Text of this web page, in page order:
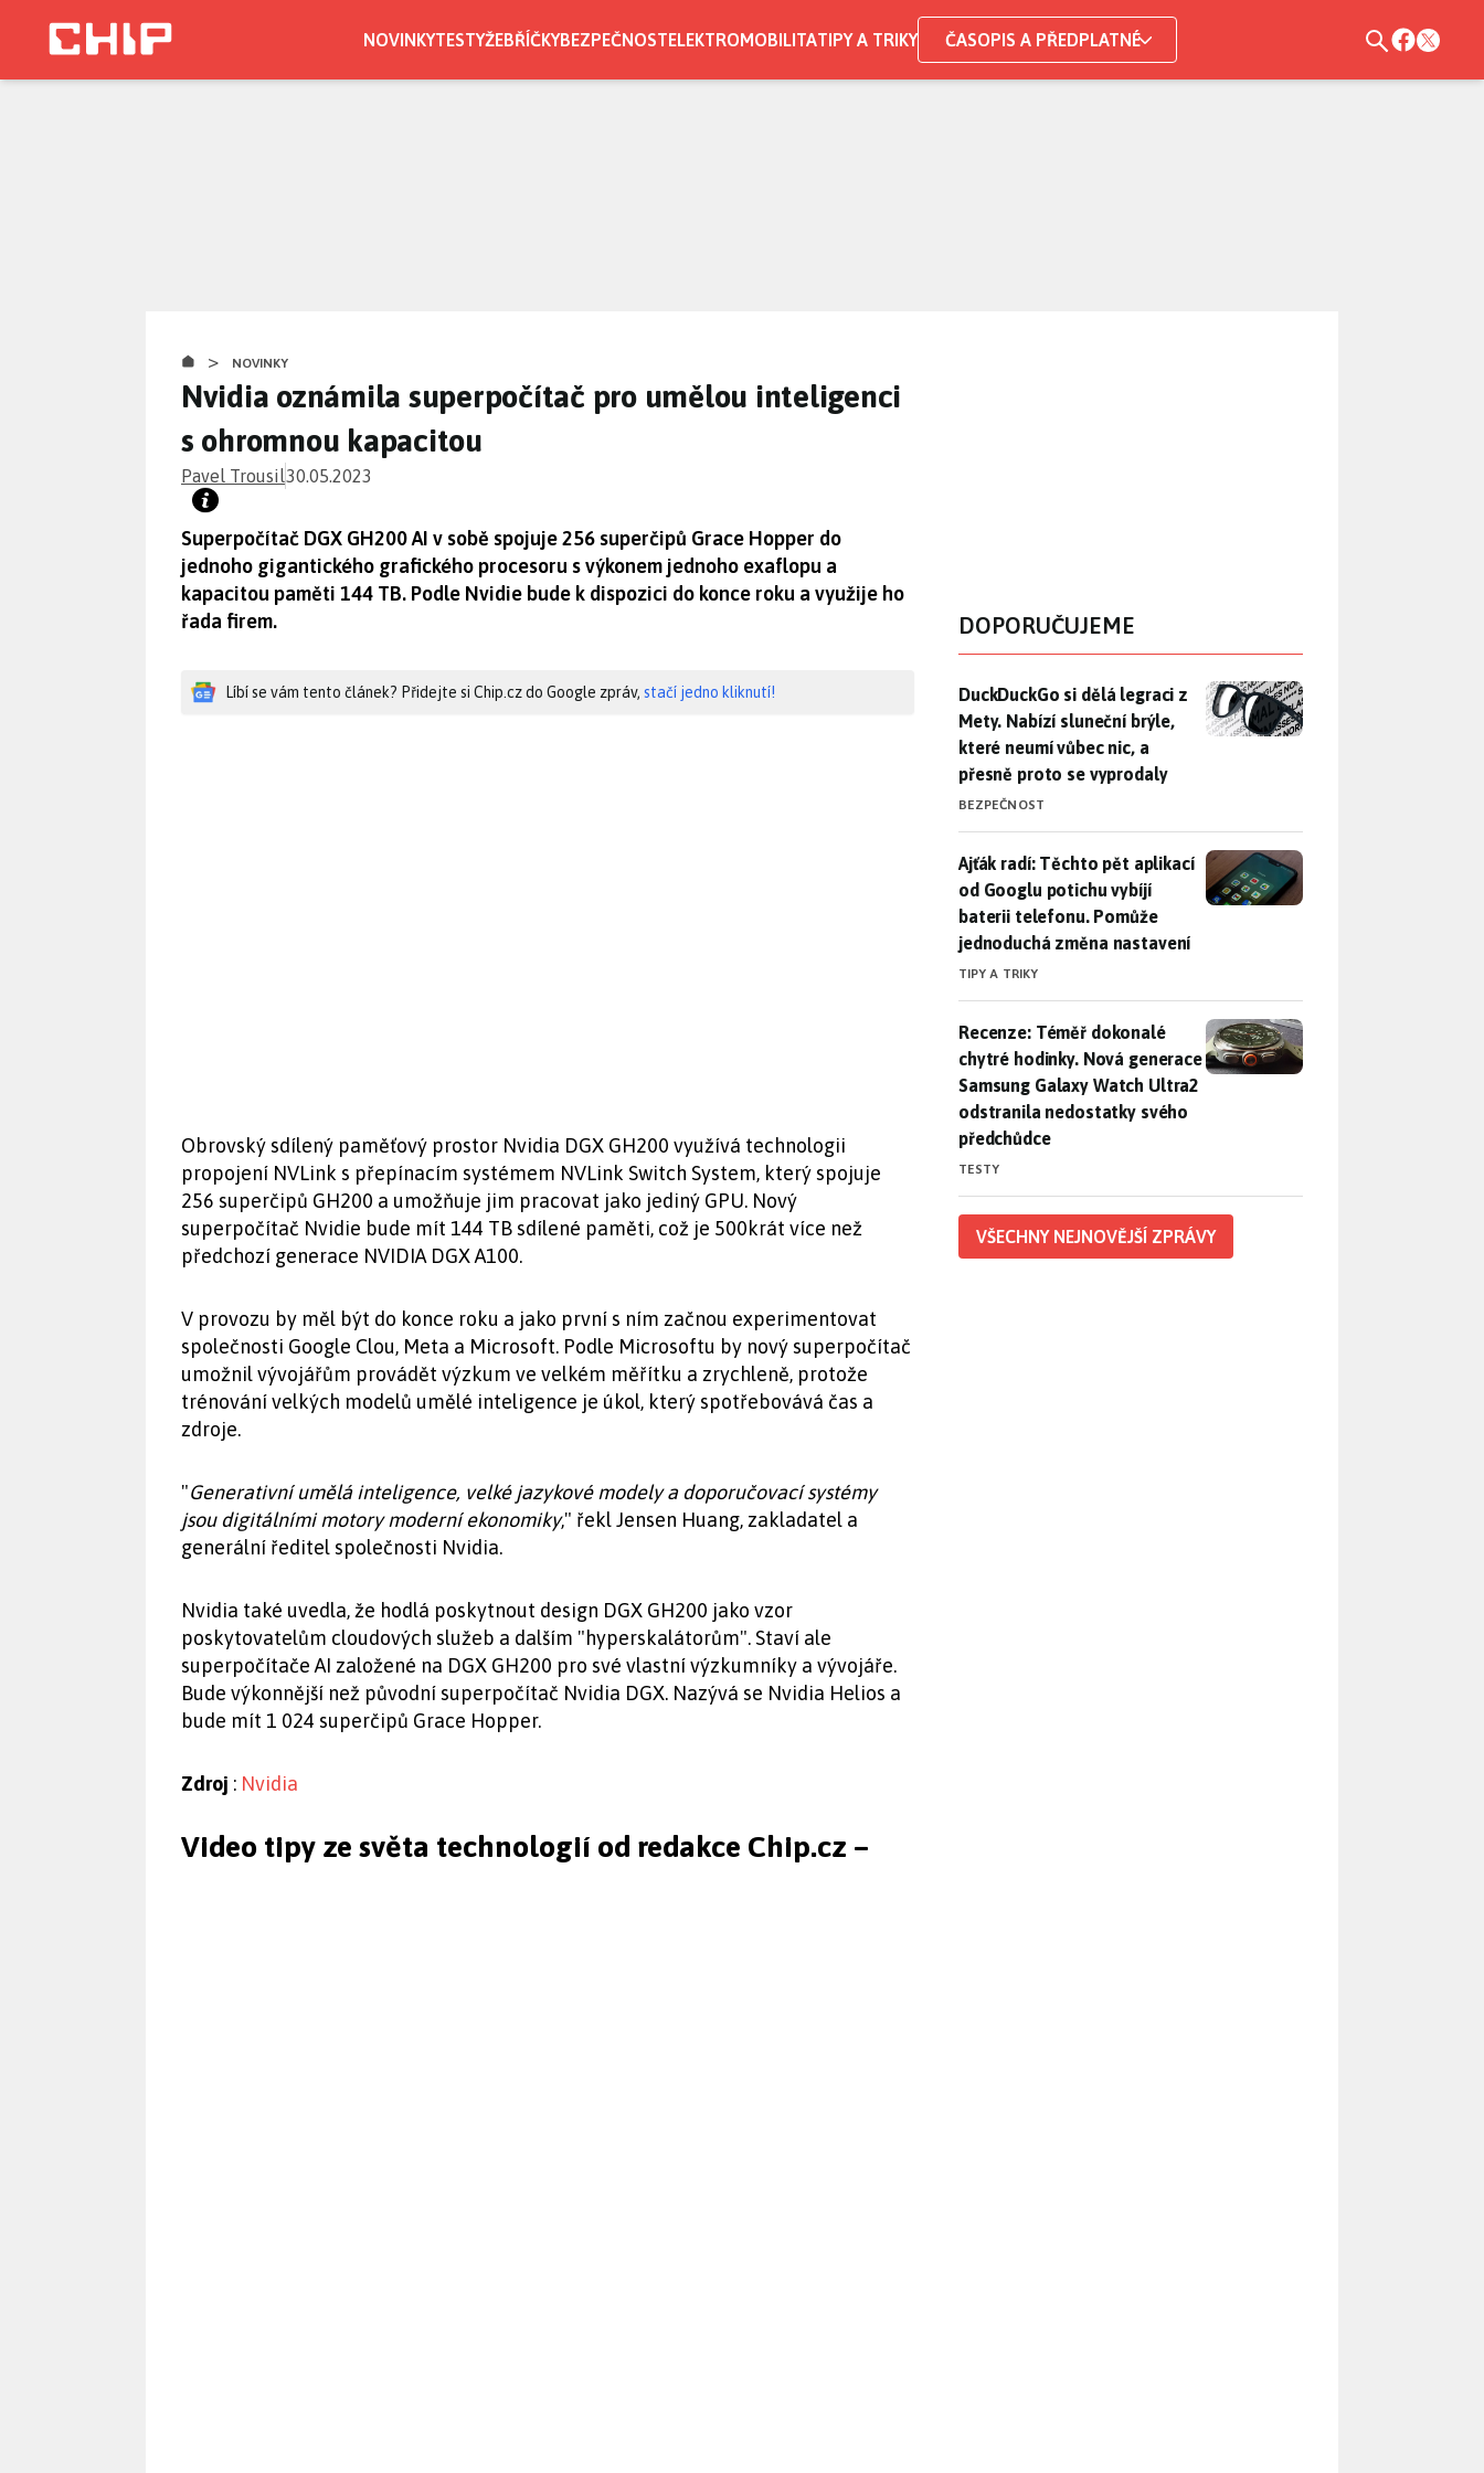
NOVINKYTESTYŽEBŘÍČKYBEZPEČNOSTELEKTROMOBILITATIPY A TRIKY ČASOPIS A PŘEDPLATNÉ
> NOVINKY
Nvidia oznámila superpočítač pro umělou inteligenci
s ohromnou kapacitou
Pavel Trousil30.05.2023
Superpočítač DGX GH200 AI v sobě spojuje 256 superčipů Grace Hopper do
jednoho gigantického grafického procesoru s výkonem jednoho exaflopu a
kapacitou paměti 144 TB. Podle Nvidie bude k dispozici do konce roku a využije ho
řada firem.
Líbí se vám tento článek? Přidejte si Chip.cz do Google zpráv, stačí jedno kliknutí!
Obrovský sdílený paměťový prostor Nvidia DGX GH200 využívá technologii
propojení NVLink s přepínacím systémem NVLink Switch System, který spojuje
256 superčipů GH200 a umožňuje jim pracovat jako jediný GPU. Nový
superpočítač Nvidie bude mít 144 TB sdílené paměti, což je 500krát více než
předchozí generace NVIDIA DGX A100.
V provozu by měl být do konce roku a jako první s ním začnou experimentovat
společnosti Google Clou, Meta a Microsoft. Podle Microsoftu by nový superpočítač
umožnil vývojářům provádět výzkum ve velkém měřítku a zrychleně, protože
trénování velkých modelů umělé inteligence je úkol, který spotřebovává čas a
zdroje.
"Generativní umělá inteligence, velké jazykové modely a doporučovací systémy
jsou digitálními motory moderní ekonomiky," řekl Jensen Huang, zakladatel a
generální ředitel společnosti Nvidia.
Nvidia také uvedla, že hodlá poskytnout design DGX GH200 jako vzor
poskytovatelům cloudových služeb a dalším "hyperskalátorům". Staví ale
superpočítače AI založené na DGX GH200 pro své vlastní výzkumníky a vývojáře.
Bude výkonnější než původní superpočítač Nvidia DGX. Nazývá se Nvidia Helios a
bude mít 1 024 superčipů Grace Hopper.
Zdroj : Nvidia
Video tipy ze světa technologií od redakce Chip.cz –
DOPORUČUJEME
DuckDuckGo si dělá legraci z Mety. Nabízí sluneční brýle, které
DuckDuckGo si dělá legraci z
Mety. Nabízí sluneční brýle,
které neumí vůbec nic, a
přesně proto se vyprodaly
BEZPEČNOST
Ajťák radí: Těchto pět aplikací od Googlu potichu vybíjí baterii
Ajťák radí: Těchto pět aplikací
od Googlu potichu vybíjí
baterii telefonu. Pomůže
jednoduchá změna nastavení
TIPY A TRIKY
Recenze: Téměř dokonalé chytré hodinky. Nová generace
Recenze: Téměř dokonalé
chytré hodinky. Nová generace
Samsung Galaxy Watch Ultra2
odstranila nedostatky svého
předchůdce
TESTY
VŠECHNY NEJNOVĚJŠÍ ZPRÁVY